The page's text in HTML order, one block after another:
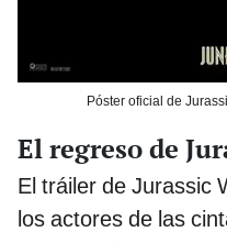
Póster oficial de
El regreso de
El tráiler de Jurassic
los actores de las